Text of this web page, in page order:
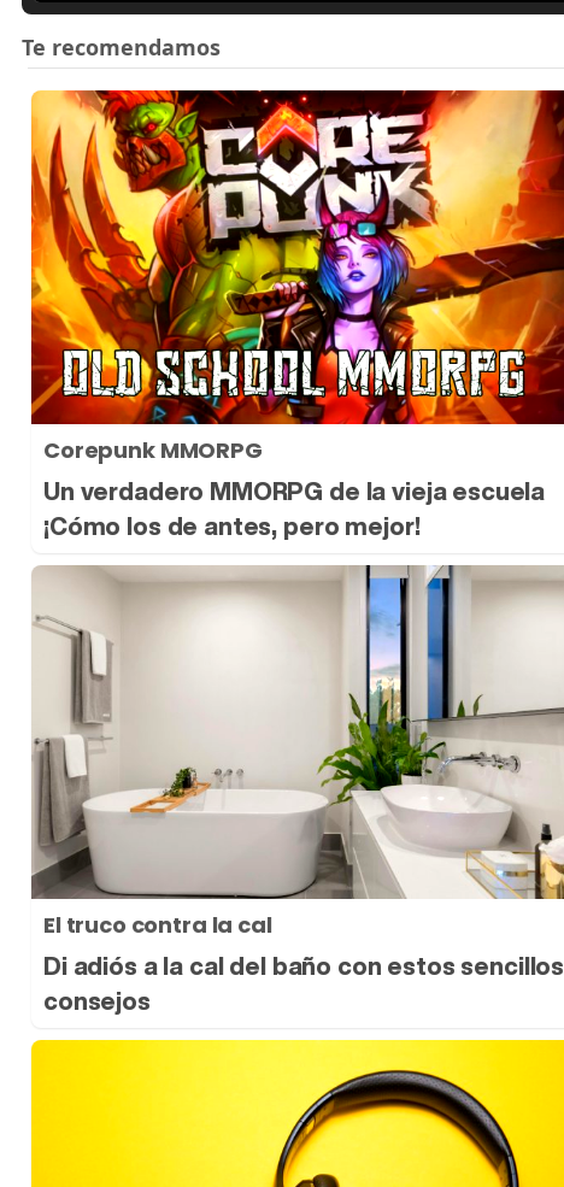
Corepunk MMORPG
Un verdadero MMORPG de la vieja escuela
¡Cómo los de antes, pero mejor!
El truco contra la cal
Di adiós a la cal del baño con estos sencillos
consejos